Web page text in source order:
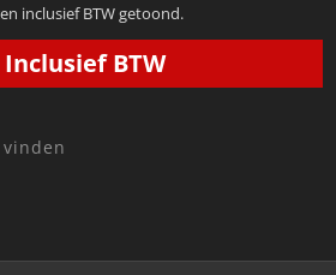
inclusief BTW getoond.
Inclusief BTW